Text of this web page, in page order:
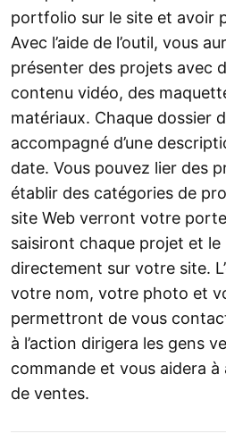
portfolio sur le site et avoir
Avec l’aide de l’outil, vous
présenter des projets avec
contenu vidéo, des
matériaux. Chaque dossier
accompagné d’une
date. Vous pouvez lier des
établir des catégories de
site Web verront votre
saisiront chaque projet et
directement sur votre site.
votre nom, votre photo et
permettront de vous
à l’action dirigera les gens
commande et vous aidera
de ventes.